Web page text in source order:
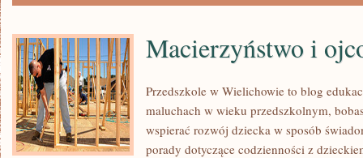
Macierzyństwo i
Przedszkole w Wielichowie to blog
maluchach w wieku przedszkolnym,
wspierać rozwój dziecka w sposób
porady dotyczące codzienności z